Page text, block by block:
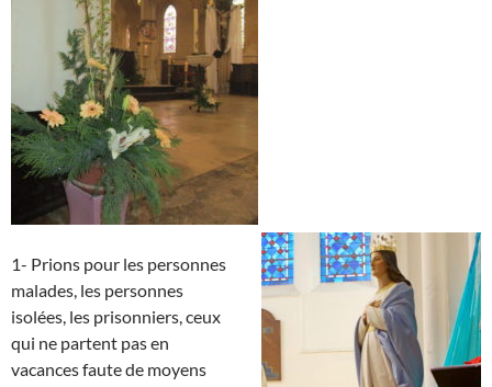
1- Prions pour les personnes
malades, les personnes
isolées, les prisonniers, ceux
qui ne partent pas en
vacances faute de moyens